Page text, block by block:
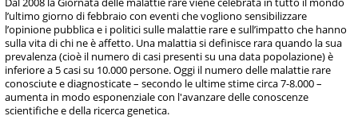
l’ultimo giorno di febbraio con eventi che vogliono sensibilizzare
l’opinione pubblica e i politici sulle malattie rare e sull’impatto che hanno
sulla vita di chi ne è affetto. Una malattia si definisce rara quando la sua
prevalenza (cioè il numero di casi presenti su una data popolazione) è
inferiore a 5 casi su 10.000 persone. Oggi il numero delle malattie rare
conosciute e diagnosticate – secondo le ultime stime circa 7-8.000 –
aumenta in modo esponenziale con l'avanzare delle conoscenze
scientifiche e della ricerca genetica.